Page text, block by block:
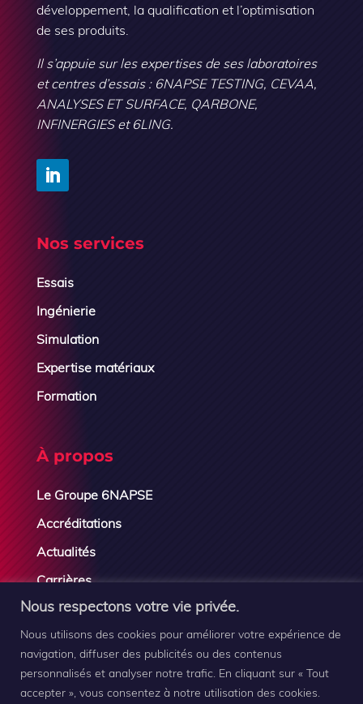
Nous respectons votre vie privée.
Nous utilisons des cookies pour améliorer votre expérience de
navigation, diffuser des publicités ou des contenus
personnalisés et analyser notre trafic. En cliquant sur « Tout
accepter », vous consentez à notre utilisation des cookies.
développement, la qualification et l’optimisation
de ses produits.
Il s’appuie sur les expertises de ses laboratoires
et centres d’essais : 6NAPSE TESTING, CEVAA,
ANALYSES ET SURFACE, QARBONE,
INFINERGIES et 6LING.
Nos services
Essais
Ingénierie
Simulation
Expertise matériaux
Formation
À propos
Le Groupe 6NAPSE
Accréditations
Actualités
Carrières
Contactez-nous